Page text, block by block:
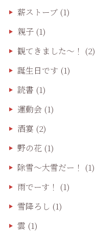
薪ストーブ(1)
親子(1)
観てきました〜！ (2)
誕生日です (1)
読書 (1)
運動会(1)
酒宴 (2)
野の花 (1)
除雪〜大雪だー！ (1)
雨でーす！ (1)
雪降ろし (1)
雲 (1)